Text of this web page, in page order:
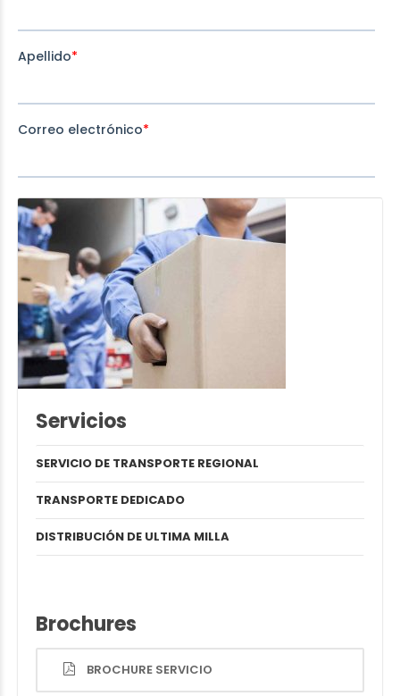
Servicios
SERVICIO DE TRANSPORTE REGIONAL
TRANSPORTE DEDICADO
DISTRIBUCIÓN DE ULTIMA MILLA
Brochures
BROCHURE SERVICIO